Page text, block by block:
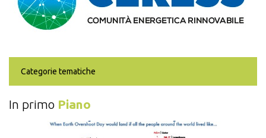
Categorie tematiche
In primo Piano